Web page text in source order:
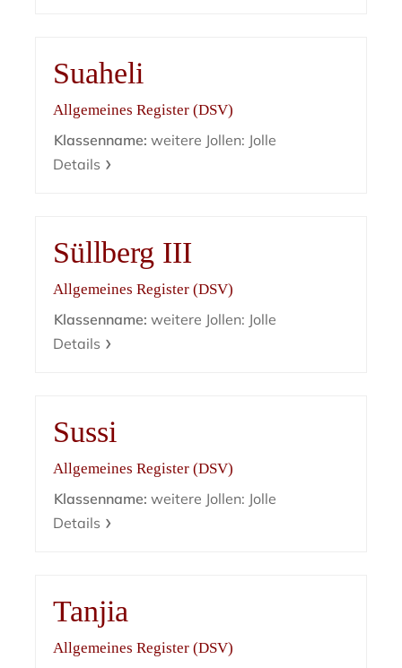
Suaheli
Allgemeines Register (DSV)
Klassenname: weitere Jollen: Jolle
Details
Süllberg III
Allgemeines Register (DSV)
Klassenname: weitere Jollen: Jolle
Details
Sussi
Allgemeines Register (DSV)
Klassenname: weitere Jollen: Jolle
Details
Tanjia
Allgemeines Register (DSV)